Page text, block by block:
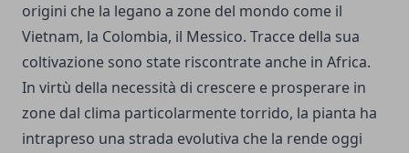
origini che la legano a zone del mondo come il
Vietnam, la Colombia, il Messico. Tracce della sua
coltivazione sono state riscontrate anche in Africa.
In virtù della necessità di crescere e prosperare in
zone dal clima particolarmente torrido, la pianta ha
intrapreso una strada evolutiva che la rende oggi